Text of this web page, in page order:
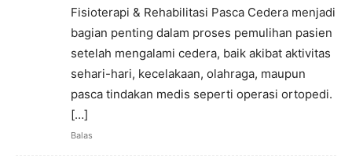
Fisioterapi & Rehabilitasi Pasca Cedera menjadi
bagian penting dalam proses pemulihan pasien
setelah mengalami cedera, baik akibat aktivitas
sehari-hari, kecelakaan, olahraga, maupun
pasca tindakan medis seperti operasi ortopedi.
[…]
Balas